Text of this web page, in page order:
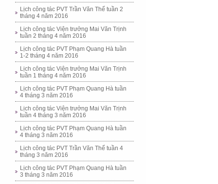
Lịch công tác PVT Trần Văn Thể tuần 2
tháng 4 năm 2016
Lịch công tác Viện trưởng Mai Văn Trịnh
tuần 2 tháng 4 năm 2016
Lịch công tác PVT Phạm Quang Hà tuần
1-2 tháng 4 năm 2016
Lịch công tác Viện trưởng Mai Văn Trịnh
tuần 1 tháng 4 năm 2016
Lịch công tác PVT Phạm Quang Hà tuần
4 tháng 3 năm 2016
Lịch công tác Viện trưởng Mai Văn Trịnh
tuần 4 tháng 3 năm 2016
Lịch công tác PVT Phạm Quang Hà tuần
4 tháng 3 năm 2016
Lịch công tác PVT Trần Văn Thể tuần 4
tháng 3 năm 2016
Lịch công tác PVT Phạm Quang Hà tuần
3 tháng 3 năm 2016